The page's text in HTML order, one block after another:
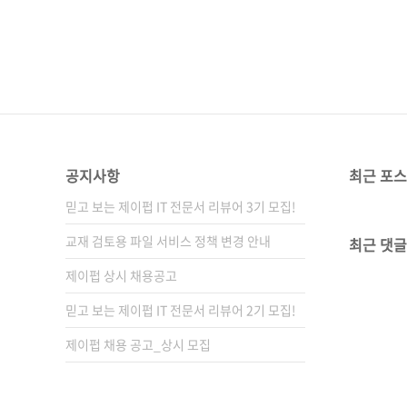
공지사항
믿고 보는 제이펍 IT 전문서 리뷰어 3기 모집!
교재 검토용 파일 서비스 정책 변경 안내
제이펍 상시 채용공고
믿고 보는 제이펍 IT 전문서 리뷰어 2기 모집!
제이펍 채용 공고_상시 모집
최근 포
최근 댓글